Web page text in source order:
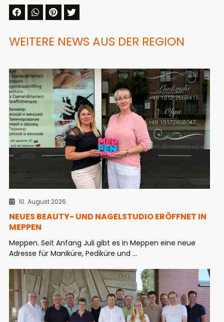
WEITERE NEWS AUS DER REGION
10. August 2026
NEUES BEAUTY- UND NAGELSTUDIO ERÖFFNET IN
MEPPEN
Meppen. Seit Anfang Juli gibt es in Meppen eine neue
Adresse für Maniküre, Pediküre und ...